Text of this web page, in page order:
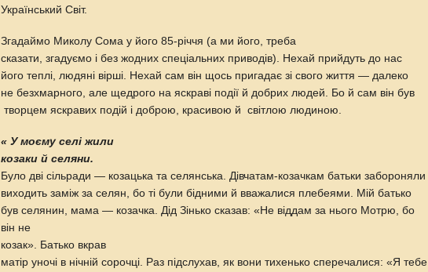
Український Світ.
Згадаймо Миколу Сома у його 85-річчя (а ми його, треба
сказати, згадуємо і без жодних спеціальних приводів). Нехай прийдуть до нас
його теплі, людяні вірші. Нехай сам він щось пригадає зі свого життя — далеко
не безхмарного, але щедрого на яскраві події й добрих людей. Бо й сам він був
творцем яскравих подій і доброю, красивою й світлою людиною.
« У моєму селі жили
козаки й селяни.
Було дві сільради — козацька та селянська. Дівчатам-козачкам батьки забороняли
виходить заміж за селян, бо ті були бідними й вважалися плебеями. Мій батько
був селянин, мама — козачка. Дід Зінько сказав: «Не віддам за нього Мотрю, бо
він не
козак». Батько вкрав
матір уночі в нічній сорочці. Раз підслухав, як вони тихенько сперечалися: «Я тебе